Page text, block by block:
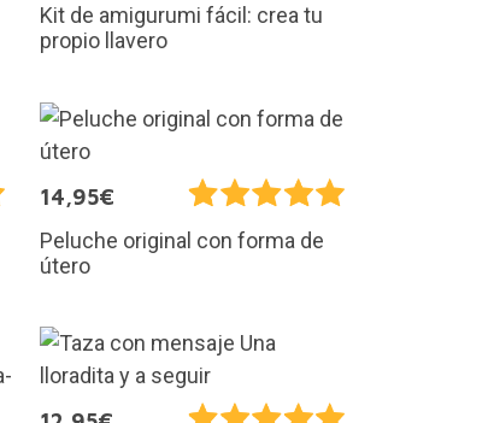
Kit de amigurumi fácil: crea tu
propio llavero
14,95€
Peluche original con forma de
útero